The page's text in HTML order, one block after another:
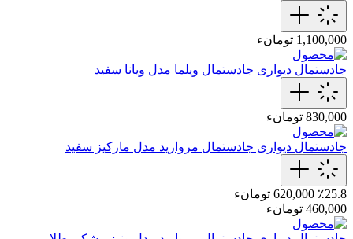
1,100,000 تومانء
جادستمال دیواری جادستمال‌ ویلما مدل ویانا سفید
830,000 تومانء
جادستمال دیواری جادستمال‌ مروارید مدل مارکیز سفید
٪25.8 620,000 تومانء
460,000 تومانء